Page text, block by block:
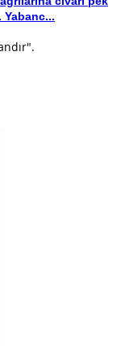
Yabanc...